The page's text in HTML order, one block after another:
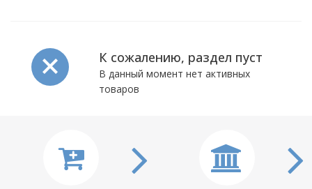
К сожалению, раздел пуст
В данный момент нет активных
товаров